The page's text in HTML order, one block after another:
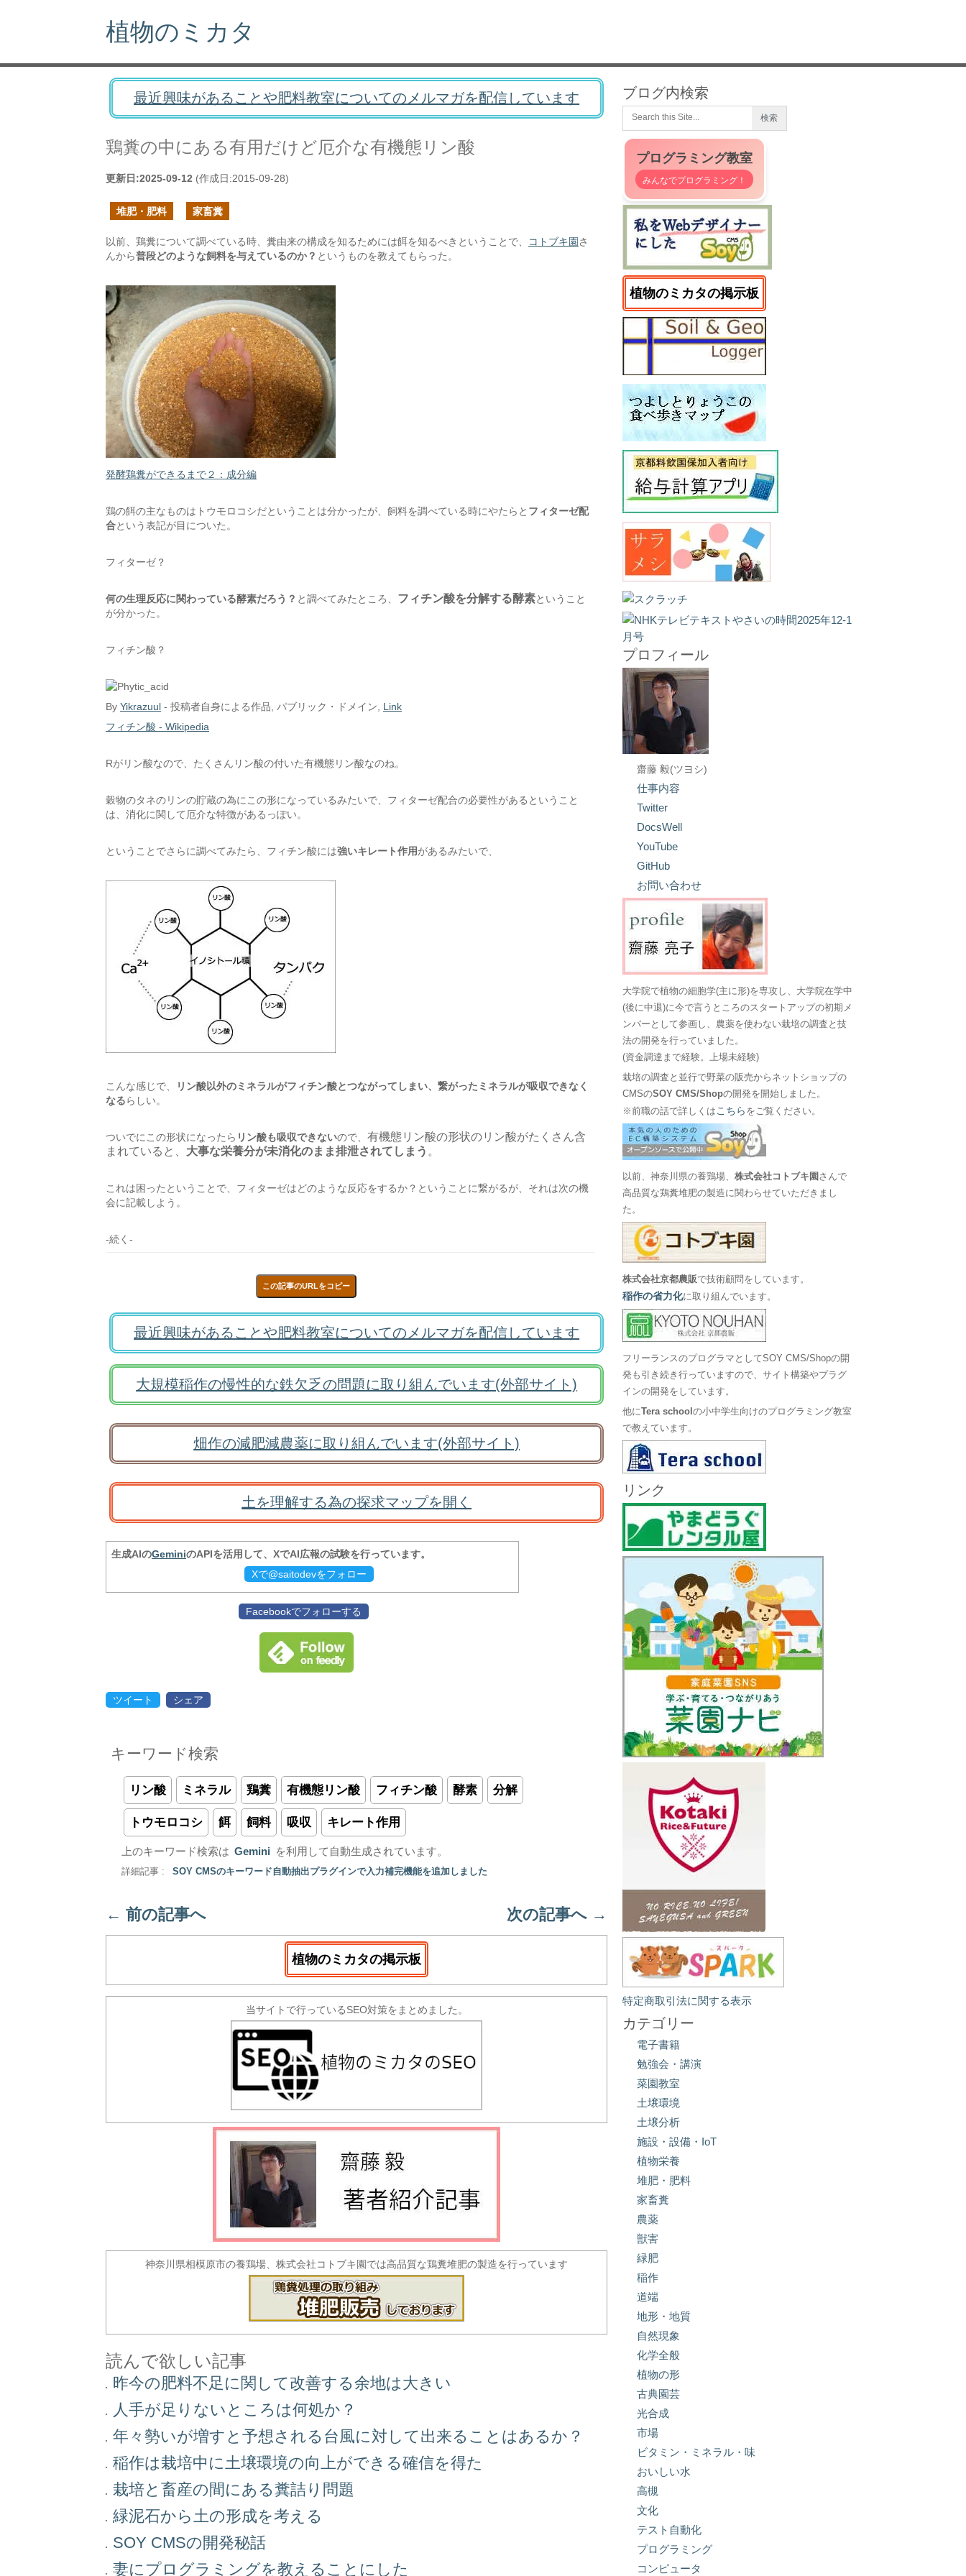
植物のミカタ
最近興味があることや肥料教室についてのメルマガを配信しています
鶏糞の中にある有用だけど厄介な有機態リン酸
更新日:2025-09-12 (作成日:2015-09-28)
堆肥・肥料 家畜糞
以前、鶏糞について調べている時、糞由来の構成を知るためには餌を知るべきということで、 コトブキ園 さ
んから普段どのような飼料を与えているのか？ というものを教えてもらった。
発酵鶏糞ができるまで２：成分編
鶏の餌の主なものはトウモロコシだということは分かったが、飼料を調べている時にやたらと フィターゼ配
合という表記が目についた。
フィターゼ？
何の生理反応に関わっている酵素だろう？ と調べてみたところ、 フィチン酸を分解する酵素ということ
が分かった。
フィチン酸？
By Yikrazuul - 投稿者自身による作品 , パブリック・ドメイン, Link
フィチン酸 - Wikipedia
Rがリン酸なので、たくさんリン酸の付いた有機態リン酸なのね。
穀物のタネのリンの貯蔵の為にこの形になっているみたいで、フィターゼ配合の必要性があるということ
は、消化に関して厄介な特徴があるっぽい。
ということでさらに調べてみたら、フィチン酸には強いキレート作用があるみたいで、
こんな感じで、 リン酸以外のミネラルがフィチン酸とつながってしまい、 繋がったミネラルが吸収できなく
なるらしい。
ついでにこの形状になったら リン酸も吸収できないので、 有機態リン酸の形状のリン酸がたくさん含
まれていると、 大事な栄養分が未消化のまま排泄されてしまう 。
これは困ったということで、フィターゼはどのような反応をするか？ということに繋がるが、それは次の機
会に記載しよう。
-続く-
この記事のURLをコピー
最近興味があることや肥料教室についてのメルマガを配信しています
大規模稲作の慢性的な鉄欠乏の問題に取り組んでいます(外部サイト)
畑作の減肥減農薬に取り組んでいます(外部サイト)
土を理解する為の探求マップを開く
生成AIのGeminiのAPIを活用して、XでAI広報の試験を行っています。
Xで@saitodevをフォロー
Facebookでフォローする
ツイート シェア
キーワード検索
リン酸 ミネラル 鶏糞 有機態リン酸 フィチン酸 酵素 分解
トウモロコシ 餌 飼料 吸収 キレート作用
上のキーワード検索は Gemini を利用して自動生成されています。
詳細記事 : SOY CMSのキーワード自動抽出プラグインで入力補完機能を追加しました
← 前の記事へ 次の記事へ →
植物のミカタの掲示板
当サイトで行っているSEO対策をまとめました。
神奈川県相模原市の養鶏場、株式会社コトブキ園では高品質な鶏糞堆肥の製造を行っています
読んで欲しい記事
昨今の肥料不足に関して改善する余地は大きい
人手が足りないところは何処か？
年々勢いが増すと予想される台風に対して出来ることはあるか？
稲作は栽培中に土壌環境の向上ができる確信を得た
栽培と畜産の間にある糞詰り問題
緑泥石から土の形成を考える
SOY CMSの開発秘話
妻にプログラミングを教えることにした
ブログ内検索
プログラミング教室
みんなでプログラミング！
植物のミカタの掲示板
プロフィール
齋藤 毅(ツヨシ)
仕事内容
Twitter
DocsWell
YouTube
GitHub
お問い合わせ
大学院で植物の細胞学(主に形)を専攻し、大学院在学中
(後に中退)に今で言うところのスタートアップの初期メ
ンバーとして参画し、農薬を使わない栽培の調査と技
法の開発を行っていました。
(資金調達まで経験。上場未経験)
栽培の調査と並行で野菜の販売からネットショップの
CMSのSOY CMS/Shopの開発を開始しました。
※前職の話で詳しくは こちら をご覧ください。
以前、神奈川県の養鶏場、株式会社コトブキ園 さんで
高品質な鶏糞堆肥の製造に関わらせていただきまし
た。
株式会社京都農販で技術顧問をしています。
稲作の省力化に取り組んでいます。
フリーランスのプログラマとしてSOY CMS/Shopの開
発も引き続き行っていますので、サイト構築やプラグ
インの開発をしています。
他にTera schoolの小中学生向けのプログラミング教室
で教えています。
リンク
特定商取引法に関する表示
カテゴリー
電子書籍
勉強会・講演
菜園教室
土壌環境
土壌分析
施設・設備・IoT
植物栄養
堆肥・肥料
家畜糞
農薬
獣害
緑肥
稲作
道端
地形・地質
自然現象
化学全般
植物の形
古典園芸
光合成
市場
ビタミン・ミネラル・味
おいしい水
高槻
文化
テスト自動化
プログラミング
コンピュータ